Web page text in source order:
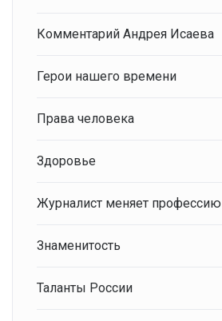
Комментарий Андрея Исаева
Герои нашего времени
Права человека
Здоровье
Журналист меняет профессию
Знаменитость
Таланты России